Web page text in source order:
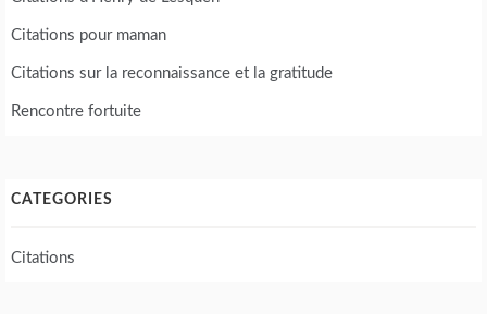
Citations pour maman
Citations sur la reconnaissance et la gratitude
Rencontre fortuite
CATEGORIES
Citations